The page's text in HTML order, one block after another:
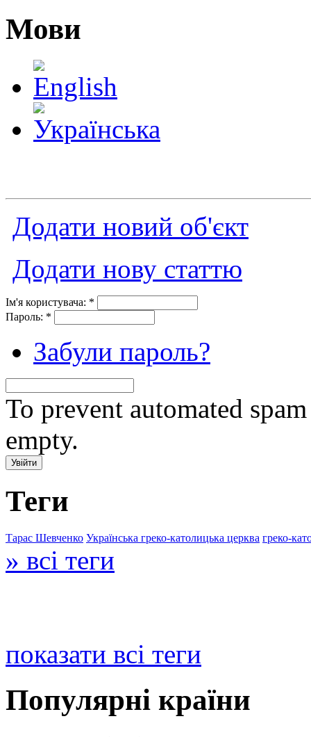
Мови
Додати новий об'єкт
Додати нову статтю
Ім'я користувача: *
Пароль: *
Забули пароль?
To prevent automated
empty.
Теги
Тарас Шевченко Українська греко-католицька церква греко-
» всі теги
показати всі теги
Популярні країни